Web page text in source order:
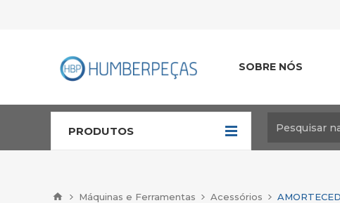
SOBRE NÓS
PRODUTOS
Máquinas e Ferramentas Acessórios